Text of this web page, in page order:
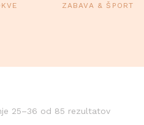
ZABAVA & ŠPORT
25–36 od 85 rezultatov